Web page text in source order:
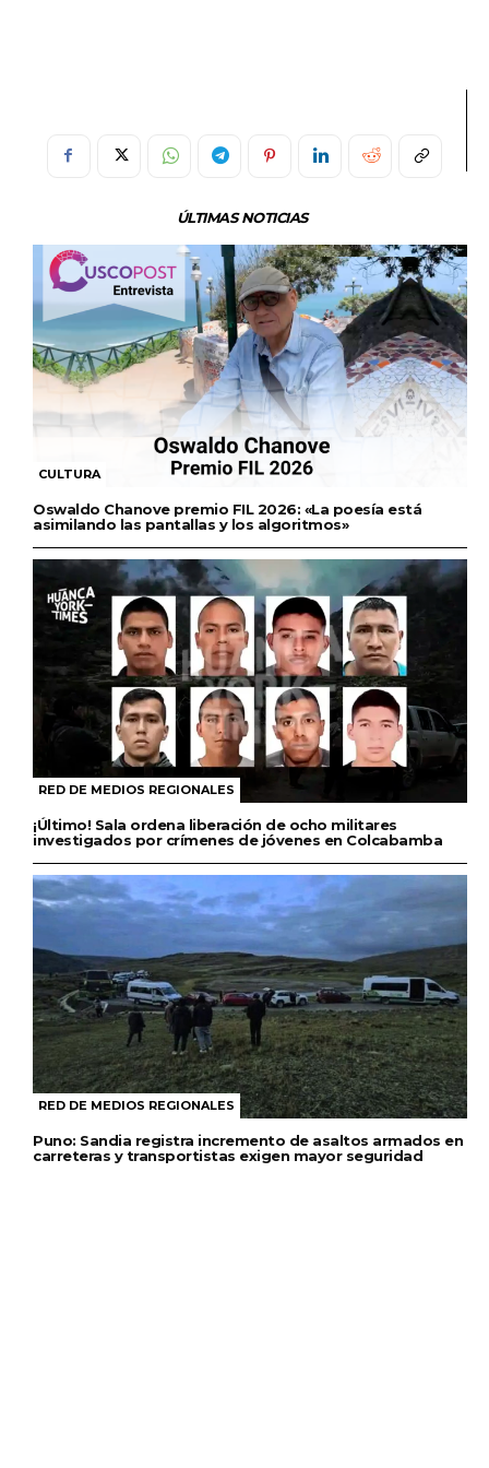
ÚLTIMAS NOTICIAS
CULTURA
Oswaldo Chanove premio FIL 2026: «La poesía está
asimilando las pantallas y los algoritmos»
RED DE MEDIOS REGIONALES
¡Último! Sala ordena liberación de ocho militares
investigados por crímenes de jóvenes en Colcabamba
RED DE MEDIOS REGIONALES
Puno: Sandia registra incremento de asaltos armados en
carreteras y transportistas exigen mayor seguridad